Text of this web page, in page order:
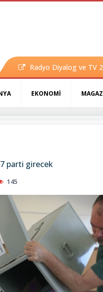
Radyo Diyalog ve TV
EKONOMİ
parti girecek
145